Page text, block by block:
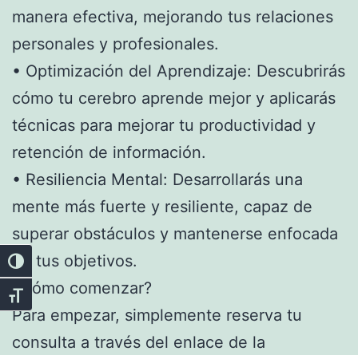
Alternar alto contraste
Alternar tamaño de letra
manera efectiva, mejorando tus relaciones
personales y profesionales.
• Optimización del Aprendizaje: Descubrirás
cómo tu cerebro aprende mejor y aplicarás
técnicas para mejorar tu productividad y
retención de información.
• Resiliencia Mental: Desarrollarás una
mente más fuerte y resiliente, capaz de
superar obstáculos y mantenerse enfocada
en tus objetivos.
¿Cómo comenzar?
Para empezar, simplemente reserva tu
consulta a través del enlace de la